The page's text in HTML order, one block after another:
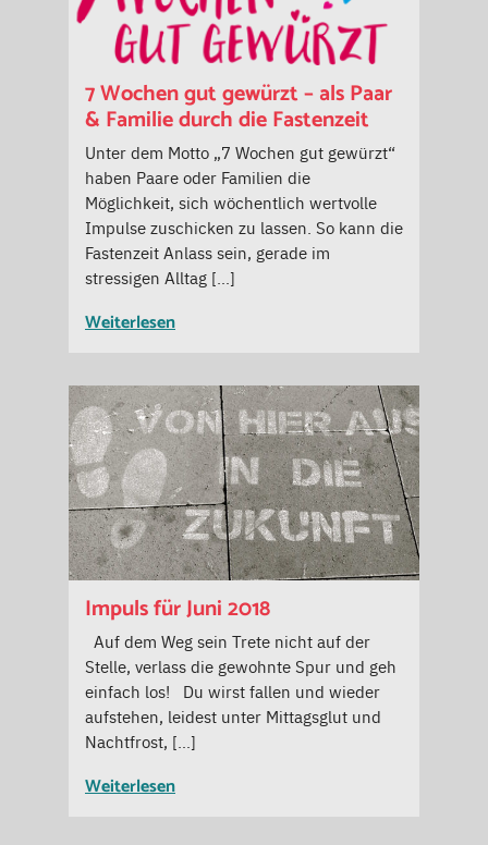
7 Wochen gut gewürzt – als Paar
& Familie durch die Fastenzeit
Unter dem Motto „7 Wochen gut gewürzt“
haben Paare oder Familien die
Möglichkeit, sich wöchentlich wertvolle
Impulse zuschicken zu lassen. So kann die
Fastenzeit Anlass sein, gerade im
stressigen Alltag […]
Weiterlesen
Impuls für Juni 2018
Auf dem Weg sein Trete nicht auf der
Stelle, verlass die gewohnte Spur und geh
einfach los! Du wirst fallen und wieder
aufstehen, leidest unter Mittagsglut und
Nachtfrost, […]
Weiterlesen